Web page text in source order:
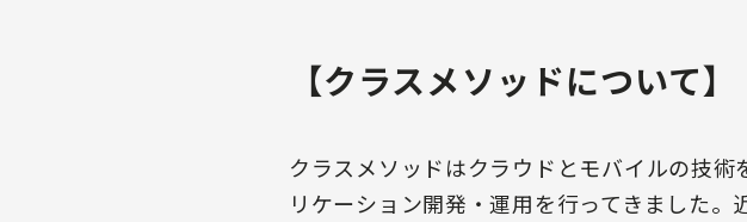
【クラスメソッドについて】
クラスメソッドはクラウドとモバイルの技
リケーション開発・運用を行ってきました